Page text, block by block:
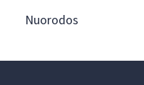
Nuorodos